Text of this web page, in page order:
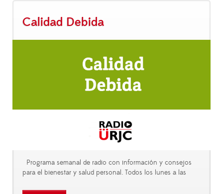
Calidad Debida
Programa semanal de radio con información y consejos
para el bienestar y salud personal. Todos los lunes a las